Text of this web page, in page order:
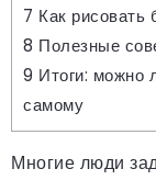
7 Как рисовать
8 Полезные
9 Итоги: можно
самому
Многие люди